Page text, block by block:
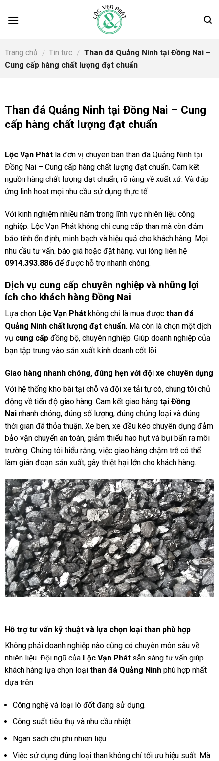
Trang chủ / Tin tức / Than đá Quảng Ninh tại Đồng Nai –
Cung cấp hàng chất lượng đạt chuẩn
Than đá Quảng Ninh tại Đồng Nai – Cung
cấp hàng chất lượng đạt chuẩn
Lộc Vạn Phátlà đơn vị chuyên bán than đá Quảng Ninh tại
Đồng Nai – Cung cấp hàng chất lượng đạt chuẩn. Cam kết
nguồn hàng chất lượng đạt chuẩn, rõ ràng về xuất xứ. Và đáp
ứng linh hoạt mọi nhu cầu sử dụng thực tế.
Với kinh nghiệm nhiều năm trong lĩnh vực nhiên liệu công
nghiệp. Lộc Vạn Phát không chỉ cung cấp than mà còn đảm
bảo tính ổn định, minh bạch và hiệu quả cho khách hàng. Mọi
nhu cầu tư vấn, báo giá hoặc đặt hàng, vui lòng liên hệ
0914.393.886để được hỗ trợ nhanh chóng.
Dịch vụ cung cấp chuyên nghiệp và những lợi
ích cho khách hàng Đồng Nai
Lựa chọn Lộc Vạn Phátkhông chỉ là mua được than đá
Quảng Ninh chất lượng đạt chuẩn. Mà còn là chọn một dịch
vụ cung cấpđồng bộ, chuyên nghiệp. Giúp doanh nghiệp của
bạn tập trung vào sản xuất kinh doanh cốt lõi.
Giao hàng nhanh chóng, đúng hẹn với đội xe chuyên dụng
Với hệ thống kho bãi tại chỗ và đội xe tải tự có, chúng tôi chủ
động về tiến độ giao hàng. Cam kết giao hàng tại Đồng
Nainhanh chóng, đúng số lượng, đúng chủng loại và đúng
thời gian đã thỏa thuận. Xe ben, xe đầu kéo chuyên dụng đảm
bảo vận chuyển an toàn, giảm thiểu hao hụt và bụi bẩn ra môi
trường. Chúng tôi hiểu rằng, việc giao hàng chậm trễ có thể
làm gián đoạn sản xuất, gây thiệt hại lớn cho khách hàng.
Hỗ trợ tư vấn kỹ thuật và lựa chọn loại than phù hợp
Không phải doanh nghiệp nào cũng có chuyên môn sâu về
nhiên liệu. Đội ngũ của Lộc Vạn Phátsẵn sàng tư vấn giúp
khách hàng lựa chọn loại than đá Quảng Ninhphù hợp nhất
dựa trên:
Công nghệ và loại lò đốt đang sử dụng.
Công suất tiêu thụ và nhu cầu nhiệt.
Ngân sách chi phí nhiên liệu.
Việc sử dụng đúng loại than không chỉ tối ưu hiệu suất. Mà